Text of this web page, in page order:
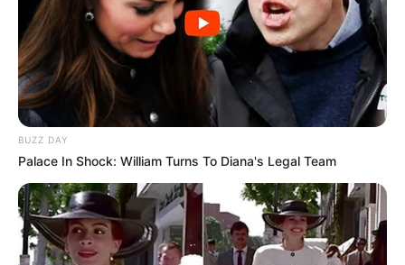
ΣΤΡΑΤΕΥΜΑΤΑ ΜΠΗΚΑΝ ΣΤΟ ΒΕΡΟΛΙΝΟ ΕΙΠΕ ΟΤΙ ΘΑ
ΗΤΑΝ ΚΑΛΑ ΝΑ ΠΡΟΧΩΡΗΣΟΥΝ ΚΑΙ ΝΑ ΠΑΝΕ ΜΕΧΡΙ ΤΗ
ΜΟΣΧΑ.
ΤΙΠΟΤΑ ΔΕΝ ΕΙΝΑΙ ΤΥΧΑΙΟ ΚΑΙ ΟΠΩΣ ΕΙΠΑ, Η
ΣΗΜΕΙΟΛΟΓΙΑ ΕΙΝΑΙ ΠΟΛΥ ΔΥΝΑΤΗ ΜΕ
[[ΜΕΓΑΛΑ]] ΝΟΗΜΑΤΑ!!
ΕΠΙΣΗΣ ΣΤΗΝ ΟΜΙΛΙΑ ΤΟΥ ΕΚΑΝΕ ΑΝΑΦΟΡΑ ΣΤΟΝ
ΣΤΡΑΤΗΓΟ ΠΑΤΤΟΝ ΚΑΙ ΤΟΝ ΣΥΝΕΚΡΙΝΕ ΜΕ ΤΟΥΣ
ΣΗΜΕΡΙΝΟΥΣ (woke, ΤΟΥΣ ΧΑΡΑΚΤΗΡΙΣΕ ΧΑΜΕΝΟΥΣ)
ΣΤΡΑΤΗΓΟΥΣ (ΒΛΕΠΕ ΜΙΛΕΪ). ΟΣΟ ΑΦΟΡΑ ΤΟ
BUZZ DAY
Palace In Shock: William Turns To Diana's Legal Team